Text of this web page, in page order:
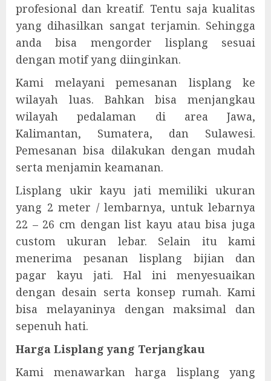
profesional dan kreatif. Tentu saja kualitas
yang dihasilkan sangat terjamin. Sehingga
anda bisa mengorder lisplang sesuai
dengan motif yang diinginkan.
Kami melayani pemesanan lisplang ke
wilayah luas. Bahkan bisa menjangkau
wilayah pedalaman di area Jawa,
Kalimantan, Sumatera, dan Sulawesi.
Pemesanan bisa dilakukan dengan mudah
serta menjamin keamanan.
Lisplang ukir kayu jati memiliki ukuran
yang 2 meter / lembarnya, untuk lebarnya
22 – 26 cm dengan list kayu atau bisa juga
custom ukuran lebar. Selain itu kami
menerima pesanan lisplang bijian dan
pagar kayu jati. Hal ini menyesuaikan
dengan desain serta konsep rumah. Kami
bisa melayaninya dengan maksimal dan
sepenuh hati.
Harga Lisplang yang Terjangkau
Kami menawarkan harga lisplang yang